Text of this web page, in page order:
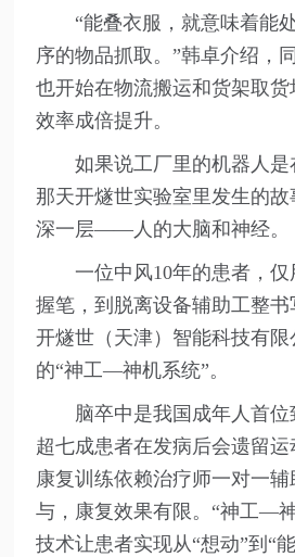
“能叠衣服，就意味着能
序的物品抓取。”韩卓介绍，
也开始在物流搬运和货架取
效率成倍提升。
如果说工厂里的机器人是
那天开燧世实验室里发生的
深一层——人的大脑和神经。
一位中风10年的患者，
握笔，到脱离设备辅助工整
开燧世（天津）智能科技有
的“神工—神机系统”。
脑卒中是我国成年人首位
超七成患者在发病后会遗留
康复训练依赖治疗师一对一
与，康复效果有限。“神工—
技术让患者实现从“想动”到“